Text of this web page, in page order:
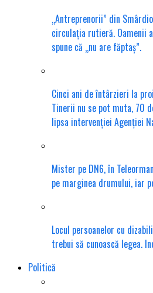
„Antreprenorii” din
circulația rutieră. Oamenii
spune că „nu are făptaș”.
Cinci ani de întârzieri la
Tinerii nu se pot muta, 70
lipsa intervenției Agenției
Mister pe DN6, în
pe marginea drumului, iar
Locul persoanelor cu
trebui să cunoască legea.
Politică